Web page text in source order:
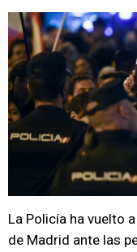
La Policía ha vuelto
de Madrid ante las